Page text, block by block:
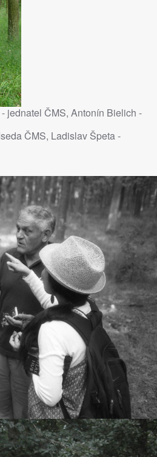
jednatel ČMS, Antonín Bielich -
ČMS, Ladislav Špeta -